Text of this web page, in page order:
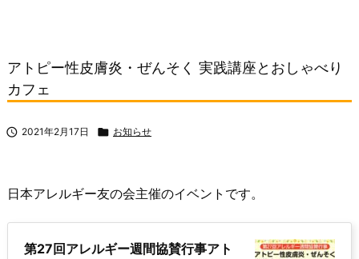
アトピー性皮膚炎・ぜんそく 実践講座とおしゃべり
カフェ
 2021年2月17日  お知らせ
日本アレルギー友の会主催のイベントです。
第27回アレルギー週間協賛行事アト